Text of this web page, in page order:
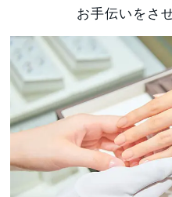
お手伝いをさ